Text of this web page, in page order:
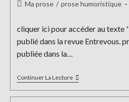
PostMa prose / prose humoristique
cliquer ici pour accéder au texte
publié dans la revue Entrevous.
publiée dans la…
Continuer La LectureMonsieur
K